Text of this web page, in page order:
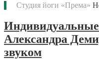
Студия йоги «Према»
Индивидуальные
Александра
звуком